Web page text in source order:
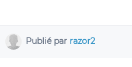
Publié par razor2